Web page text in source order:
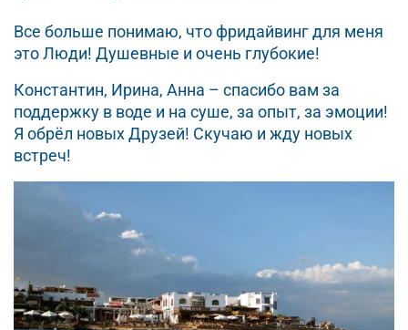
Все больше понимаю, что фридайвинг для меня
это Люди! Душевные и очень глубокие!
Константин, Ирина, Анна – спасибо вам за
поддержку в воде и на суше, за опыт, за эмоции!
Я обрёл новых Друзей! Скучаю и жду новых
встреч!